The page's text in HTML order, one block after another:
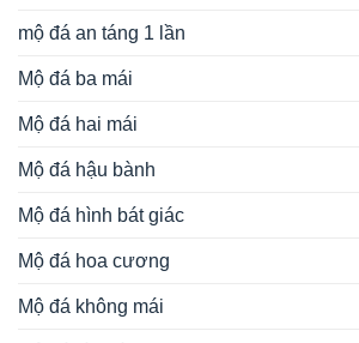
mộ đá an táng 1 lần
Mộ đá ba mái
Mộ đá hai mái
Mộ đá hậu bành
Mộ đá hình bát giác
Mộ đá hoa cương
Mộ đá không mái